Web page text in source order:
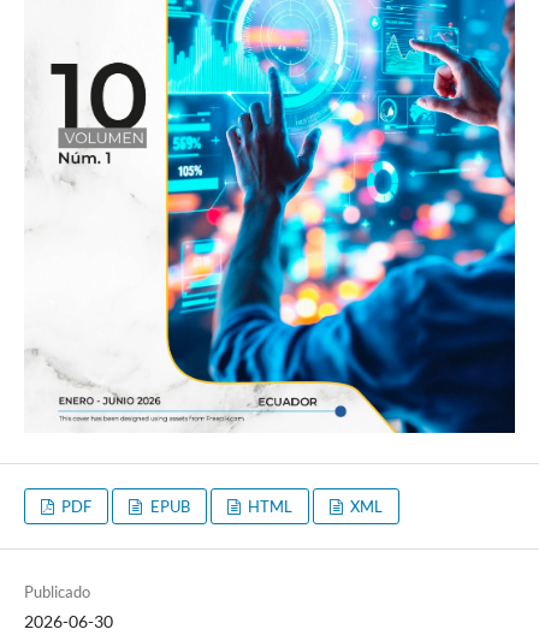
PDF EPUB HTML XML
Publicado
2026-06-30